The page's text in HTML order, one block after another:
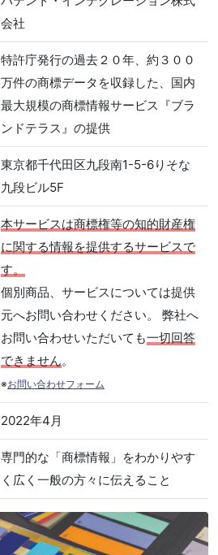
会社
特許庁発行の過去２０年、約３００
万件の商標データを収録した、国内
最大規模の商標情報サービス『ブラ
ンドテラス』の提供
東京都千代田区九段南1-5-6りそな
九段ビル5F
本サービスは商標権等の知的財産権
に関する情報を提供するサービスで
す。
個別商品、サービスについては提供
元へお問い合わせください。 弊社へ
お問い合わせいただいても一切回答
できません。
※お問い合わせフォーム
2022年4月
専門的な「商標情報」をわかりやす
く広く一般の方々に伝えること